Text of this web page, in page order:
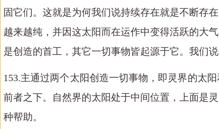
固它们。这就是为何我们说持续存在就是不断存
越来越纯，并因这太阳而在运作中变得活跃的大
是创造的首工，其它一切事物皆起源于它。我们
153.主通过两个太阳创造一切事物，即灵界的太
前者之下。自然界的太阳处于中间位置，上面是
种帮助。